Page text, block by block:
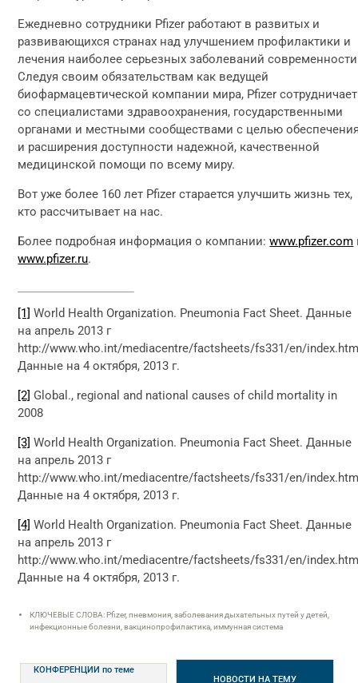
Ежедневно сотрудники Pfizer работают в развитых и
развивающихся странах над улучшением профилактики и
лечения наиболее серьезных заболеваний
Следуя своим обязательствам как ведущей
биофармацевтической компании мира, Pfizer сотрудничает
со специалистами здравоохранения, государственными
органами и местными сообществами с целью
и расширения доступности надежной, качественной
медицинской помощи по всему миру.
Вот уже более 160 лет Pfizer старается улучшить жизнь тех,
кто рассчитывает на нас.
Более подробная информация о компании:www.pfizer.com
www.pfizer.ru.
[1] World Health Organization. Pneumonia Fact Sheet. Данные
на апрель 2013 г
http://www.who.int/mediacentre/factsheets/fs331/en/
Данные на 4 октября, 2013 г.
[2] Global., regional and national causes of child mortality in
2008
[3] World Health Organization. Pneumonia Fact Sheet. Данные
на апрель 2013 г
http://www.who.int/mediacentre/factsheets/fs331/en/
Данные на 4 октября, 2013 г.
[4] World Health Organization. Pneumonia Fact Sheet. Данные
на апрель 2013 г
http://www.who.int/mediacentre/factsheets/fs331/en/
Данные на 4 октября, 2013 г.
КЛЮЧЕВЫЕ СЛОВА: Pfizer, пневмония, заболевания дыхательных путей у детей,
инфекционные болезни, вакцинопрофилактика, иммунная система
КОНФЕРЕНЦИИпо теме
НОВОСТИНА ТЕМУ